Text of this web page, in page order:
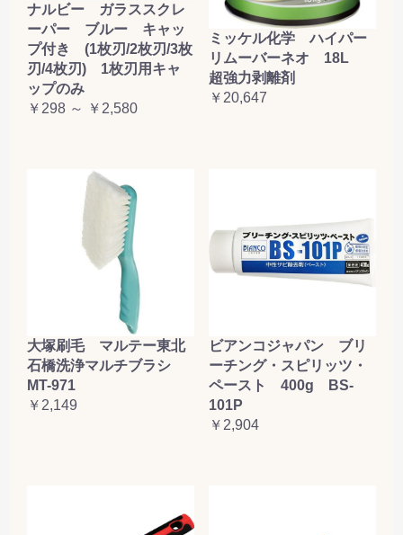
ナルビー ガラススクレ
ーパー ブルー キャッ
プ付き (1枚刃/2枚刃/3枚
刃/4枚刃) 1枚刃用キャ
ップのみ
￥298 ～ ￥2,580
ミッケル化学 ハイパー
リムーバーネオ 18L
超強力剥離剤
￥20,647
大塚刷毛 マルテー東北
石橋洗浄マルチブラシ
MT-971
￥2,149
ビアンコジャパン ブリ
ーチング・スピリッツ・
ペースト 400g BS-
101P
￥2,904